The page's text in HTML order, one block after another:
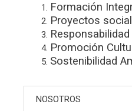
Formación
Proyectos
Responsabilidad
Promoción
Sostenibilidad
NOSOTROS